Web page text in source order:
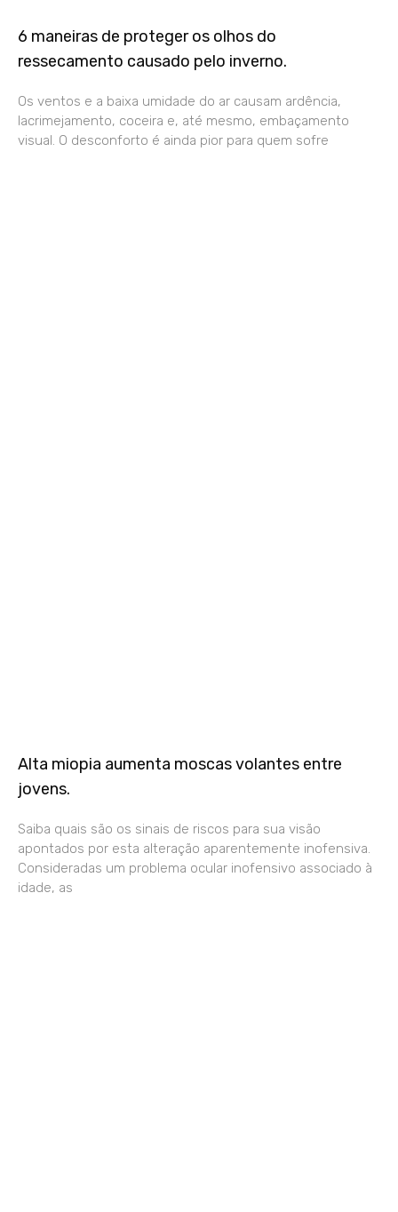
6 maneiras de proteger os olhos do
ressecamento causado pelo inverno.
Os ventos e a baixa umidade do ar causam ardência,
lacrimejamento, coceira e, até mesmo, embaçamento
visual. O desconforto é ainda pior para quem sofre
Alta miopia aumenta moscas volantes entre
jovens.
Saiba quais são os sinais de riscos para sua visão
apontados por esta alteração aparentemente inofensiva.
Consideradas um problema ocular inofensivo associado à
idade, as